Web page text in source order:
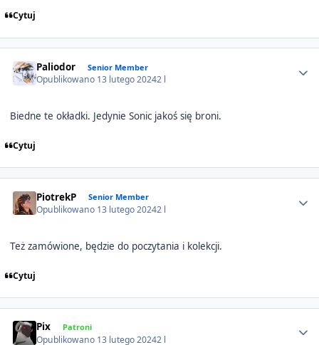
Cytuj
Paliodor Senior Member
Opublikowano 13 lutego 20242 l
Biedne te okładki. Jedynie Sonic jakoś się broni.
Cytuj
PiotrekP Senior Member
Opublikowano 13 lutego 20242 l
Też zamówione, będzie do poczytania i kolekcji.
Cytuj
Pix Patroni
Opublikowano 13 lutego 20242 l